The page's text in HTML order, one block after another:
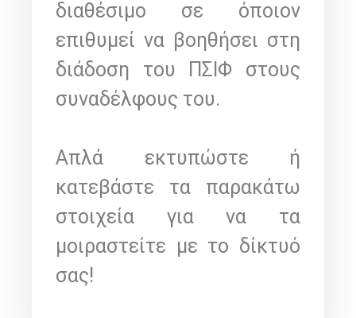
διαθέσιμο σε όποιον
επιθυμεί να βοηθήσει στη
διάδοση του ΠΣΙΦ στους
συναδέλφους του.
Απλά εκτυπώστε ή
κατεβάστε τα παρακάτω
στοιχεία για να τα
μοιραστείτε με το δίκτυό
σας!